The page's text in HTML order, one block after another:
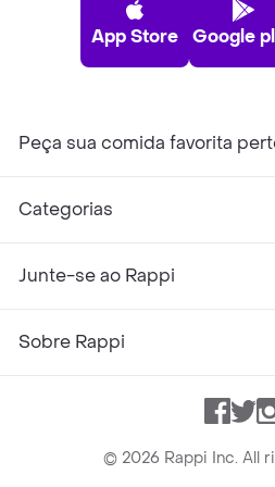
App Store Google
Peça sua comida favorita
Categorias
Junte-se ao Rappi
Sobre Rappi
© 2026 Rappi Inc. All